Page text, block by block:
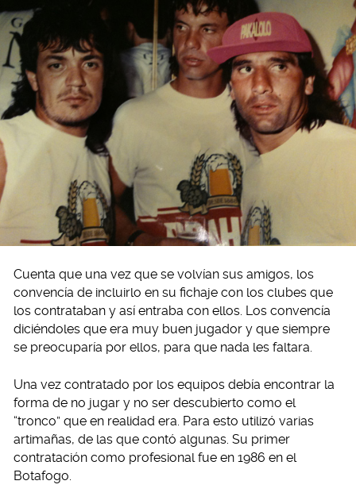
Cuenta que una vez que se volvían sus amigos, los
convencía de incluirlo en su fichaje con los clubes que
los contrataban y así entraba con ellos. Los convencía
diciéndoles que era muy buen jugador y que siempre
se preocuparía por ellos, para que nada les faltara.
Una vez contratado por los equipos debía encontrar la
forma de no jugar y no ser descubierto como el
“tronco” que en realidad era. Para esto utilizó varias
artimañas, de las que contó algunas. Su primer
contratación como profesional fue en 1986 en el
Botafogo.